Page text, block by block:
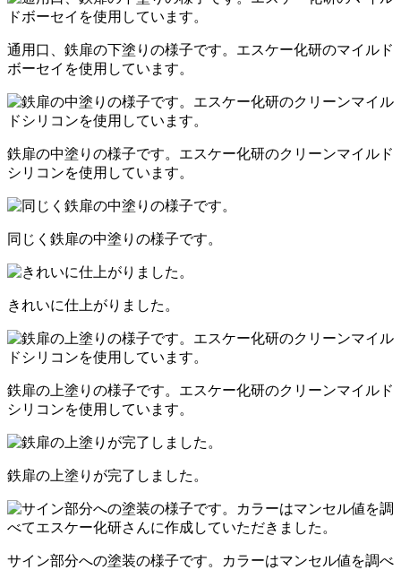
通用口、鉄扉の下塗りの様子です。エスケー化研のマイルド
ボーセイを使用しています。
鉄扉の中塗りの様子です。エスケー化研のクリーンマイルド
シリコンを使用しています。
同じく鉄扉の中塗りの様子です。
きれいに仕上がりました。
鉄扉の上塗りの様子です。エスケー化研のクリーンマイルド
シリコンを使用しています。
鉄扉の上塗りが完了しました。
サイン部分への塗装の様子です。カラーはマンセル値を調べ